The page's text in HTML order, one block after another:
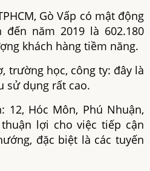
Gò Vấp có mật động
năm 2019 là 602.180
khách hàng tiềm năng.
trường học, công ty: đây là
sử dụng rất cao.
12, Hóc Môn, Phú Nhuận,
lợi cho việc tiếp cận
đặc biệt là các tuyến